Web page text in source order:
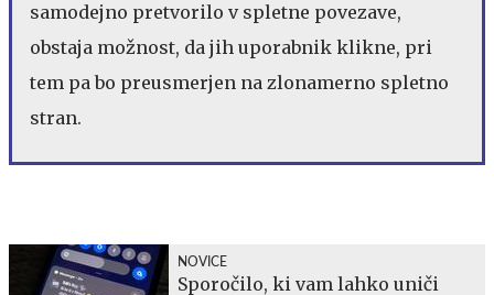
samodejno pretvorilo v spletne povezave,
obstaja možnost, da jih uporabnik klikne, pri
tem pa bo preusmerjen na zlonamerno spletno
stran.
NOVICE
Sporočilo, ki vam lahko uniči